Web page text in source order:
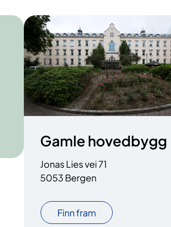
Gamle hovedbygg
Jonas Lies vei 71
5053 Bergen
Finn fram